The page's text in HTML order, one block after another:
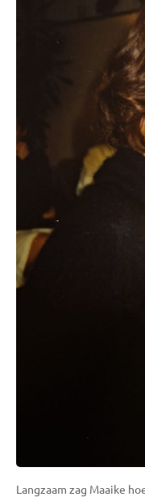
Langzaam zag Maaike